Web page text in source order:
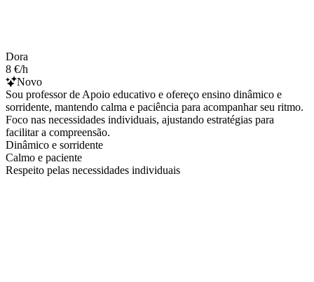
Dora
8 €/h
Novo
Sou professor de Apoio educativo e ofereço ensino dinâmico e
sorridente, mantendo calma e paciência para acompanhar seu ritmo.
Foco nas necessidades individuais, ajustando estratégias para
facilitar a compreensão.
Dinâmico e sorridente
Calmo e paciente
Respeito pelas necessidades individuais